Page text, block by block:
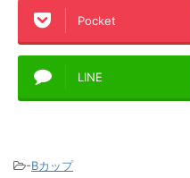
Pocket
LINE
-Bカップ